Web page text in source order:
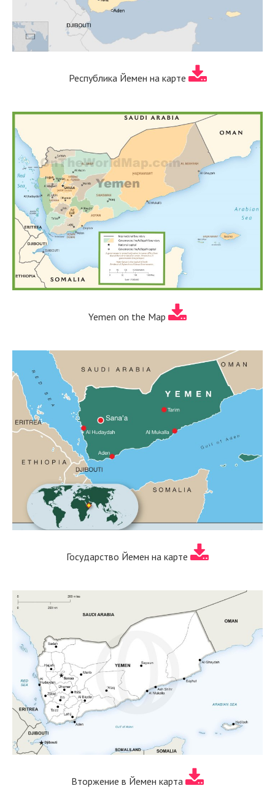
Республика Йемен на карте
Yemen on the Map
Государство Йемен на карте
Вторжение в Йемен карта